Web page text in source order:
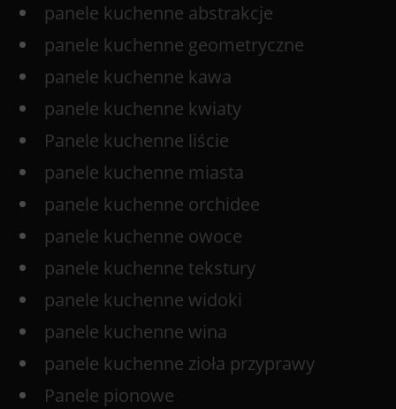
panele kuchenne abstrakcje
panele kuchenne geometryczne
panele kuchenne kawa
panele kuchenne kwiaty
Panele kuchenne liście
panele kuchenne miasta
panele kuchenne orchidee
panele kuchenne owoce
panele kuchenne tekstury
panele kuchenne widoki
panele kuchenne wina
panele kuchenne zioła przyprawy
Panele pionowe